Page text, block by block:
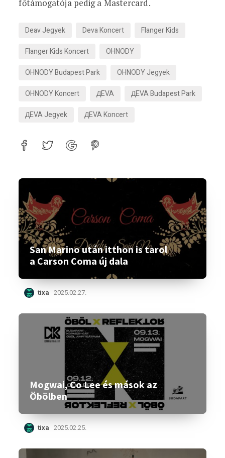
főtámogatója pedig a Mastercard.
Deav Jegyek Deva Koncert
Flanger Kids
Flanger Kids Koncert
OHNODY
OHNODY Budapest Park
OHNODY Jegyek
OHNODY Koncert
ДEVA
ДEVA Budapest Park
ДEVA Jegyek
ДEVA Koncert
San Marino után itthon is tarol
a Carson Coma új dala
tixa 2025.02.27.
Mogwai, Co Lee és mások az
Öbölben
tixa 2025.02.25.